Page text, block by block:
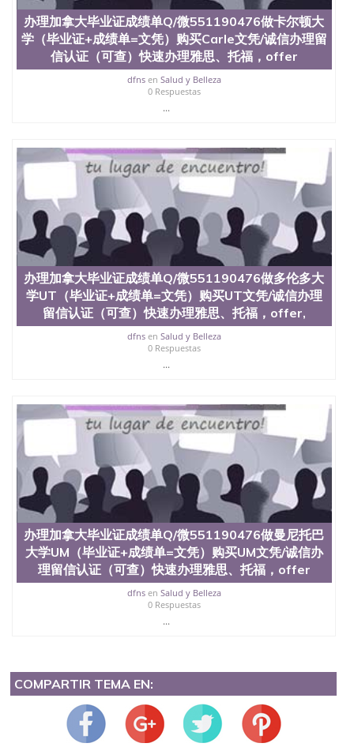
办理加拿大毕业证成绩单Q/微551190476做卡尔顿大
学（毕业证+成绩单=文凭）购买Carle文凭/诚信办理留
信认证（可查）快速办理雅思、托福，offer
dfnsen Salud y Belleza
0 Respuestas
...
办理加拿大毕业证成绩单Q/微551190476做多伦多大
学UT（毕业证+成绩单=文凭）购买UT文凭/诚信办理
留信认证（可查）快速办理雅思、托福，offer,
dfnsen Salud y Belleza
0 Respuestas
...
办理加拿大毕业证成绩单Q/微551190476做曼尼托巴
大学UM（毕业证+成绩单=文凭）购买UM文凭/诚信办
理留信认证（可查）快速办理雅思、托福，offer
dfnsen Salud y Belleza
0 Respuestas
...
COMPARTIR TEMA EN: